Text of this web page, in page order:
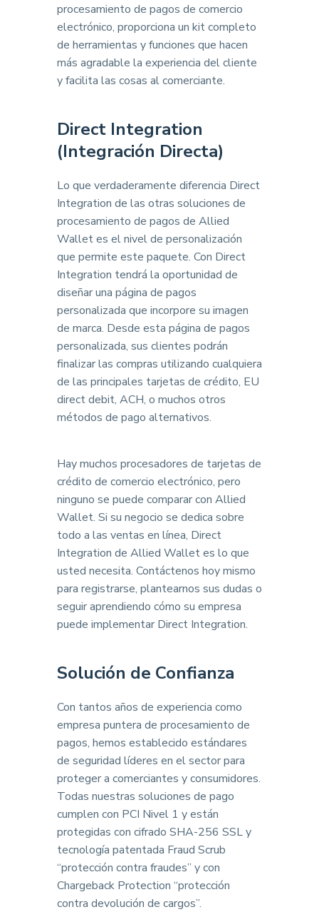
procesamiento de pagos de comercio
electrónico, proporciona un kit completo
de herramientas y funciones que hacen
más agradable la experiencia del cliente
y facilita las cosas al comerciante.
Direct Integration
(Integración Directa)
Lo que verdaderamente diferencia Direct
Integration de las otras soluciones de
procesamiento de pagos de Allied
Wallet es el nivel de personalización
que permite este paquete. Con Direct
Integration tendrá la oportunidad de
diseñar una página de pagos
personalizada que incorpore su imagen
de marca. Desde esta página de pagos
personalizada, sus clientes podrán
finalizar las compras utilizando cualquiera
de las principales tarjetas de crédito, EU
direct debit, ACH, o muchos otros
métodos de pago alternativos.
Hay muchos procesadores de tarjetas de
crédito de comercio electrónico, pero
ninguno se puede comparar con Allied
Wallet. Si su negocio se dedica sobre
todo a las ventas en línea, Direct
Integration de Allied Wallet es lo que
usted necesita. Contáctenos hoy mismo
para registrarse, plantearnos sus dudas o
seguir aprendiendo cómo su empresa
puede implementar Direct Integration.
Solución de Confianza
Con tantos años de experiencia como
empresa puntera de procesamiento de
pagos, hemos establecido estándares
de seguridad líderes en el sector para
proteger a comerciantes y consumidores.
Todas nuestras soluciones de pago
cumplen con PCI Nivel 1 y están
protegidas con cifrado SHA-256 SSL y
tecnología patentada Fraud Scrub
“protección contra fraudes” y con
Chargeback Protection “protección
contra devolución de cargos”.